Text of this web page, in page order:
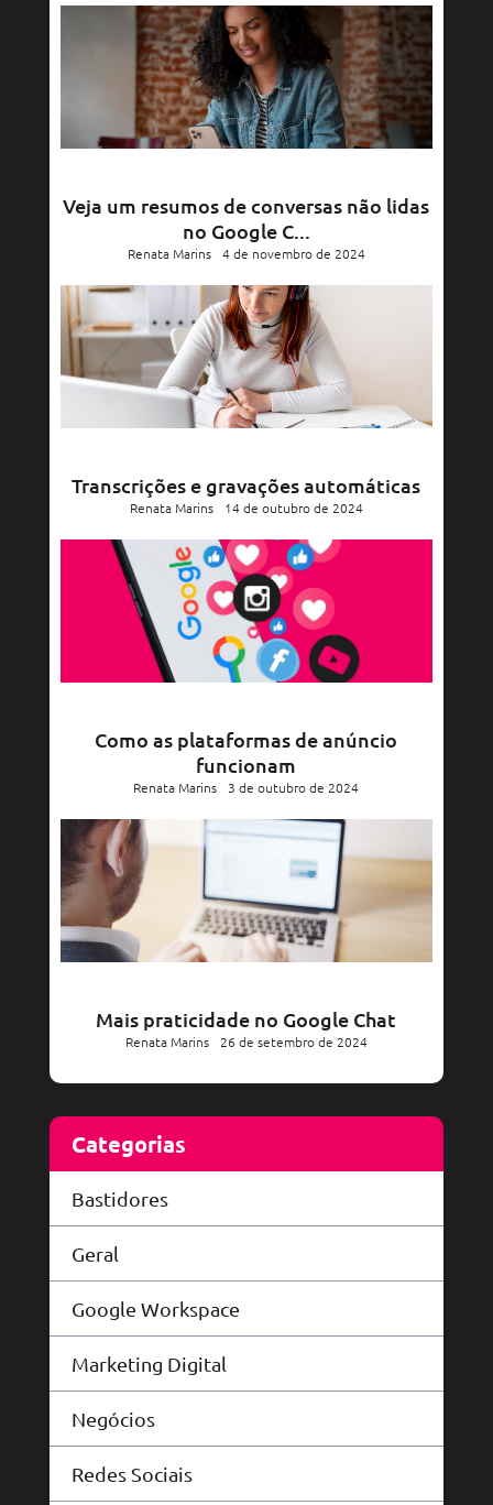
Veja um resumos de conversas não lidas
no Google C...
Renata Marins 4 de novembro de 2024
Transcrições e gravações automáticas
Renata Marins 14 de outubro de 2024
Como as plataformas de anúncio
funcionam
Renata Marins 3 de outubro de 2024
Mais praticidade no Google Chat
Renata Marins 26 de setembro de 2024
Categorias
Bastidores
Geral
Google Workspace
Marketing Digital
Negócios
Redes Sociais